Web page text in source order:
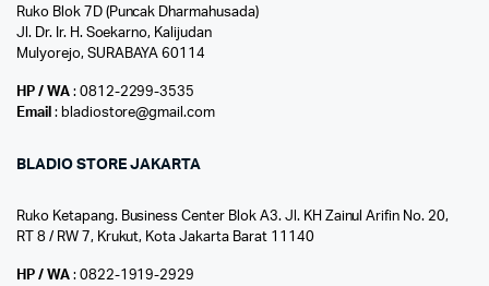
Ruko Blok 7D (Puncak Dharmahusada)
Jl. Dr. Ir. H. Soekarno, Kalijudan
Mulyorejo, SURABAYA 60114
HP / WA: 0812-2299-3535
Email : bladiostore@gmail.com
BLADIO STORE JAKARTA
Ruko Ketapang. Business Center Blok A3. Jl. KH Zainul Arifin No. 20,
RT 8 / RW 7, Krukut, Kota Jakarta Barat 11140
HP / WA: 0822-1919-2929